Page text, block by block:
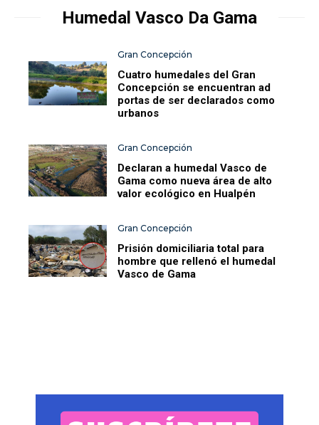
Humedal Vasco Da Gama
Gran Concepción
Cuatro humedales del Gran
Concepción se encuentran ad
portas de ser declarados como
urbanos
Gran Concepción
Declaran a humedal Vasco de
Gama como nueva área de alto
valor ecológico en Hualpén
Gran Concepción
Prisión domiciliaria total para
hombre que rellenó el humedal
Vasco de Gama